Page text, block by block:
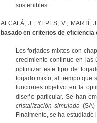
sostenibles.
ALCALÁ, J.; YEPES, V.; MARTÍ,
basado en criterios de
Los forjados mixtos con
crecimiento continuo en las
optimizar este tipo de
forjado mixto, al tiempo que
funciones objetivo en la
diseño particular. Se han
cristalización simulada
Finalmente, se ha